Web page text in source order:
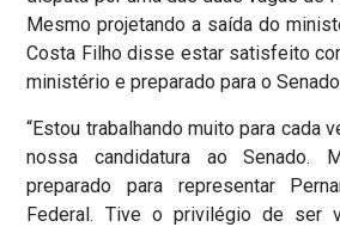
Mesmo projetando a saída do
Costa Filho disse estar satisfeito
ministério e preparado para o
“Estou trabalhando muito para cada
nossa candidatura ao Senado.
preparado para representar
Federal. Tive o privilégio de ser